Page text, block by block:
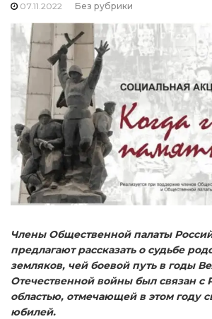
07.11.2022 Без рубрики
Члены Общественной палаты
предлагают рассказать о судьбе
земляков, чей боевой путь в годы
Отечественной войны был связан с
областью, отмечающей в этом году
юбилей.